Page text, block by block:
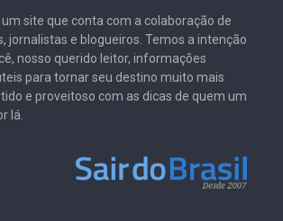
site que conta com a colaboração de
jornalistas e blogueiros. Temos a intenção
nosso querido leitor, informações
para tornar seu destino muito mais
e proveitoso com as dicas de quem um
lá.